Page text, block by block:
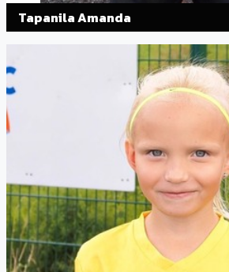
Tapanila Amanda